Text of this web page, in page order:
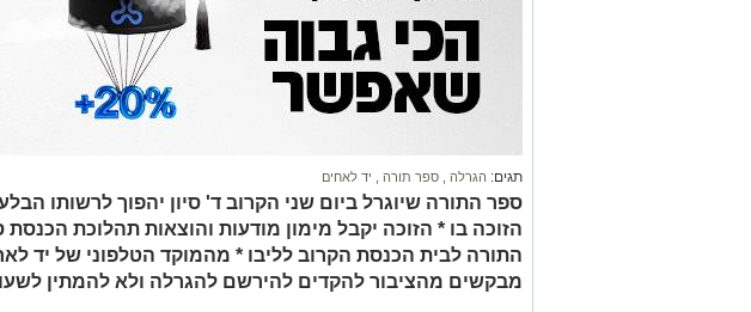
תגים: הגרלה ספר תורה יד לאחים
ספר התורה שיוגרל ביום שני הקרוב ד' סיון יהפוך לרשותו
הזוכה בו * הזוכה יקבל מימון מודעות והוצאות תהלוכת הכנסת
התורה לבית הכנסת הקרוב לליבו * מהמוקד הטלפוני של יד
מבקשים מהציבור להקדים להירשם להגרלה ולא להמתין